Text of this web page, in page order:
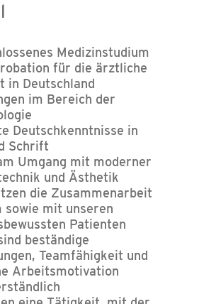
Medizinstudium
für die ärztliche
in Deutschland
im Bereich der
Deutschkenntnisse in
Schrift
Umgang mit moderner
und Ästhetik
die Zusammenarbeit
sowie mit unseren
Patienten
beständige
Teamfähigkeit und
Arbeitsmotivation